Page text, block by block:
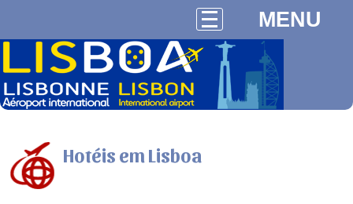
MENU
Hotéis em Lisboa